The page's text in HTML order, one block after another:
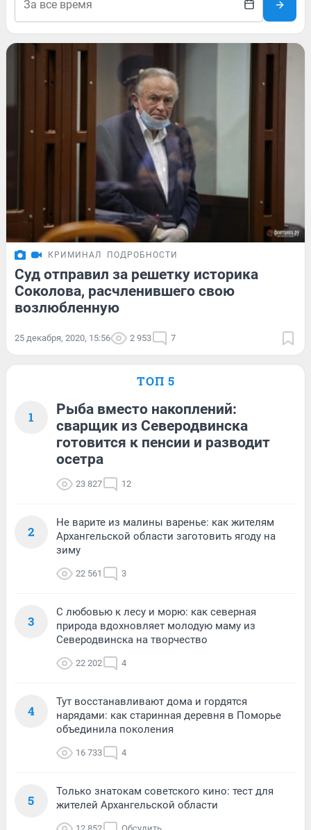
КРИМИНАЛ ПОДРОБНОСТИ
Суд отправил за решетку историка
Соколова, расчленившего свою
возлюбленную
25 декабря, 2020, 15:56 2 953 7
ТОП 5
1
Рыба вместо накоплений:
сварщик из Северодвинска
готовится к пенсии и разводит
осетра
23 827 12
2
Не варите из малины варенье: как жителям
Архангельской области заготовить ягоду на
зиму
22 561 3
3
С любовью к лесу и морю: как северная
природа вдохновляет молодую маму из
Северодвинска на творчество
22 202 4
4
Тут восстанавливают дома и гордятся
нарядами: как старинная деревня в Поморье
объединила поколения
16 733 4
5
Только знатокам советского кино: тест для
жителей Архангельской области